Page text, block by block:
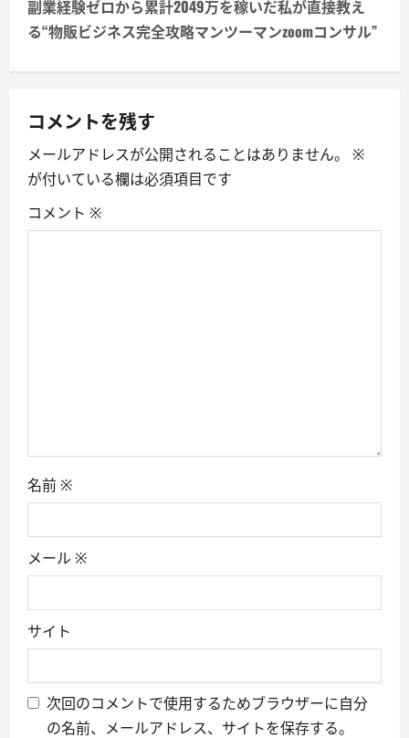
n
a
v
i
g
a
副業経験ゼロから累計2049万を稼いだ私が直接教え
る“物販ビジネス完全攻略マンツーマンzoomコンサル”
コメントを残す
メールアドレスが公開されることはありません。
※
が付いている欄は必須項目です
コメント ※
名前 ※
メール ※
サイト
次回のコメントで使用するためブラウザーに自分
の名前、メールアドレス、サイトを保存する。